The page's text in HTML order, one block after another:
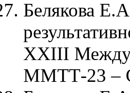
Белякова
XXIII
ММТТ-23 –